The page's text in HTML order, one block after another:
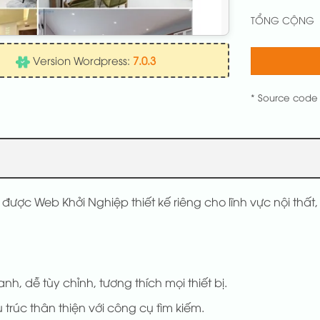
Version Wordpress: 7.0.3
TỔNG CỘNG
* Source
Web Khởi Nghiệp thiết kế riêng cho lĩnh vực nội
dễ tùy chỉnh, tương thích mọi thiết bị.
thân thiện với công cụ tìm kiếm.